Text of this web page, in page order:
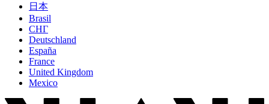
日本
Brasil
СНГ
Deutschland
España
France
United Kingdom
Mexico